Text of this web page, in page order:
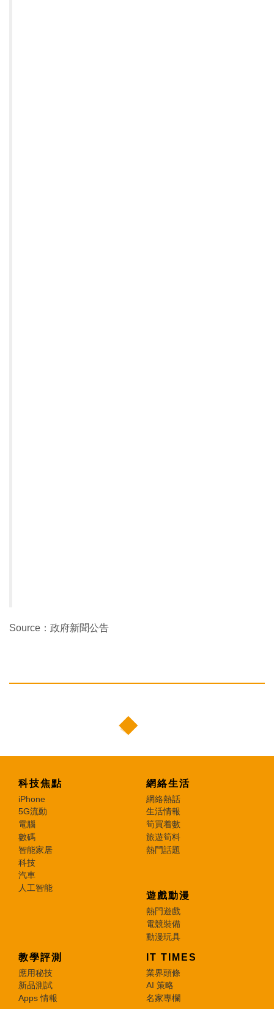
Source：政府新聞公告
科技焦點
iPhone
5G流動
電腦
數碼
智能家居
科技
汽車
人工智能
網絡生活
網絡熱話
生活情報
筍買着數
旅遊筍料
熱門話題
遊戲動漫
熱門遊戲
電競裝備
動漫玩具
教學評測
應用秘技
新品測試
Apps 情報
IT TIMES
業界頭條
AI 策略
名家專欄